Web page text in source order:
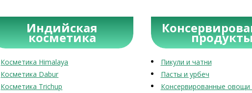
Индийская
косметика
Косметика Himalaya
Косметика Dabur
Косметика Trichup
Пикули и чатни
Пасты и урбеч
Консервированные овощи